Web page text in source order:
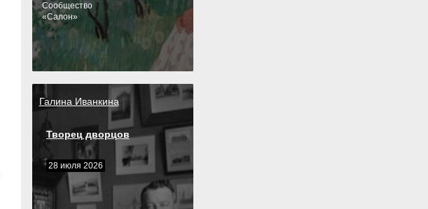
Cообщество
«Салон»
Галина Иванкина
Творец дворцов
28 июля 2026